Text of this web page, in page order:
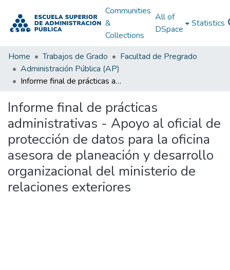
Communities
&
Collections
All of
DSpace
Statistics
Home Trabajos de Grado
Facultad de Pregrado
Administración Pública (AP)
Informe final de prácticas administrativas - Apoyo al oficial de protección de datos para la oficina asesora de planeación y desarrollo organizacional del ministerio de relaciones exteriores
Informe final de prácticas
administrativas - Apoyo al oficial de
protección de datos para la oficina
asesora de planeación y desarrollo
organizacional del ministerio de
relaciones exteriores